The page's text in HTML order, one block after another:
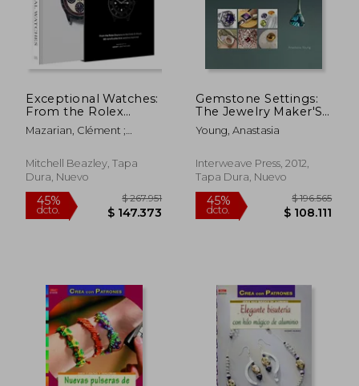
45%
dcto.
$ 125.010
$ 68.756
10%
dcto. $
Exceptional Watches:
From the Rolex
Daytona to the Casio
G-Shock, 90 Rare and
Explored (en Inglés)
Mazarian, Clément ;
Mitchell Beazley, Tapa
Dura, Nuevo
Gemstone Settings:
The Jewelry Maker'S
Guide to Styles &
Techniques (en
Young, Anastasia
Interweave Press, 2012,
Tapa Dura, Nuevo